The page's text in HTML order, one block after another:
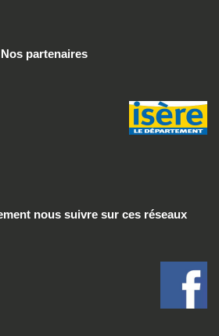
Nos partenaires
nous suivre sur ces réseaux